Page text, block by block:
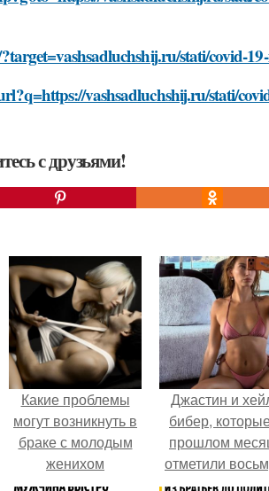
stati/covid-
vashsadluchshij.ru/stati/
с друзьями!
Какие проблемы
могут возникнуть в
браке с молодым
женихом
Джастин и
бибер,
прошлом
отметили
годовщину